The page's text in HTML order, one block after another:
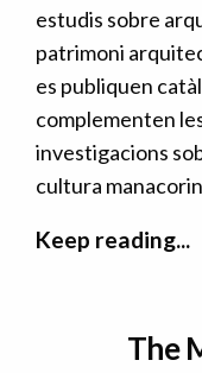
estudis sobre
patrimoni
es publiquen
complementen
investigacions
cultura
Keep reading...
The